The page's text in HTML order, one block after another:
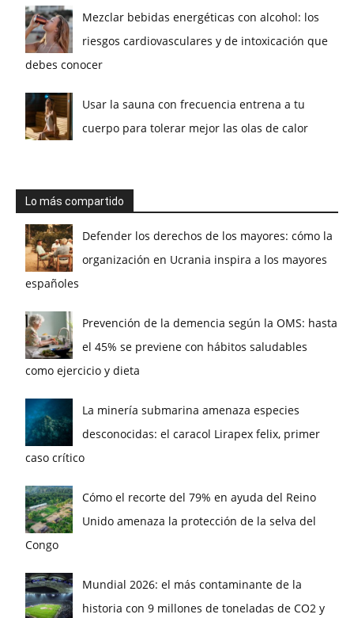
Mezclar bebidas energéticas con alcohol: los
riesgos cardiovasculares y de intoxicación que
debes conocer
Usar la sauna con frecuencia entrena a tu
cuerpo para tolerar mejor las olas de calor
Lo más compartido
Defender los derechos de los mayores: cómo la
organización en Ucrania inspira a los mayores
españoles
Prevención de la demencia según la OMS: hasta
el 45% se previene con hábitos saludables
como ejercicio y dieta
La minería submarina amenaza especies
desconocidas: el caracol Lirapex felix, primer
caso crítico
Cómo el recorte del 79% en ayuda del Reino
Unido amenaza la protección de la selva del
Congo
Mundial 2026: el más contaminante de la
historia con 9 millones de toneladas de CO2 y